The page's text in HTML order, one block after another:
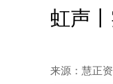
虹声
来源：慧正